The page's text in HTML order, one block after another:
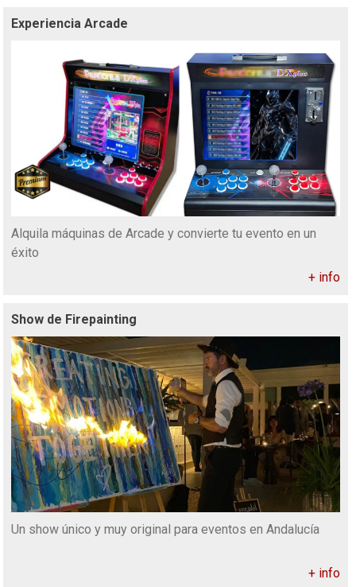
Experiencia Arcade
Alquila máquinas de Arcade y convierte tu evento en un
éxito
+ info
Show de Firepainting
Un show único y muy original para eventos en Andalucía
+ info